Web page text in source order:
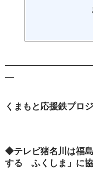
—
くまもと応援鉄プ
◆テレビ猪名川は福
する ふくしま」に協